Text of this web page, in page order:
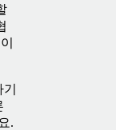
.